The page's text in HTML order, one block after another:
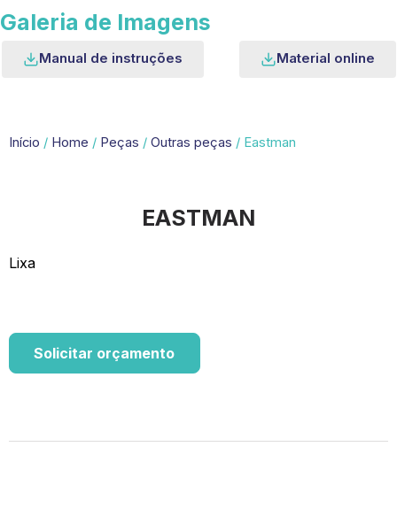
Galeria de Imagens
Manual de instruções Material online
Início / Home / Peças / Outras peças / Eastman
EASTMAN
Lixa
Solicitar orçamento